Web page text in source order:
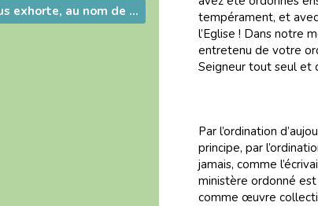
tempérament, et
l’Eglise ! Dans notre
entretenu de votre
Seigneur tout seul et
Par l’ordination
principe, par
jamais, comme
ministère ordonné
comme œuvre
« Frères, je vous exhorte, au nom de Notre Seigneur Jésus Christ »...